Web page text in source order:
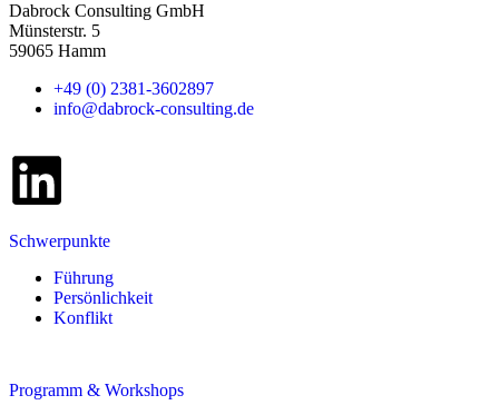
Dabrock Consulting GmbH
Münsterstr. 5
59065 Hamm
+49 (0) 2381-3602897
info@dabrock-consulting.de
Schwerpunkte
Führung
Persönlichkeit
Konflikt
Programm & Workshops